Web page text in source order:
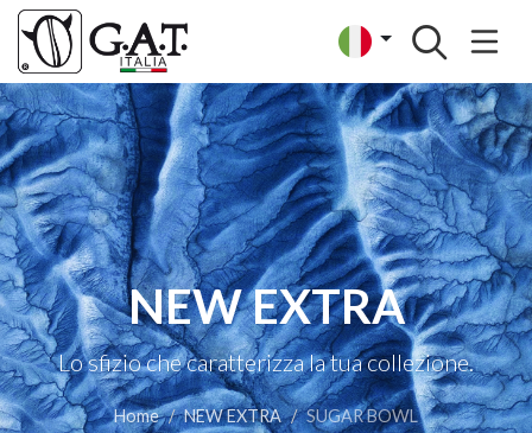
NEW EXTRA
Lo sfizio che caratterizza la tua collezione.
Home NEW EXTRA SUGAR BOWL